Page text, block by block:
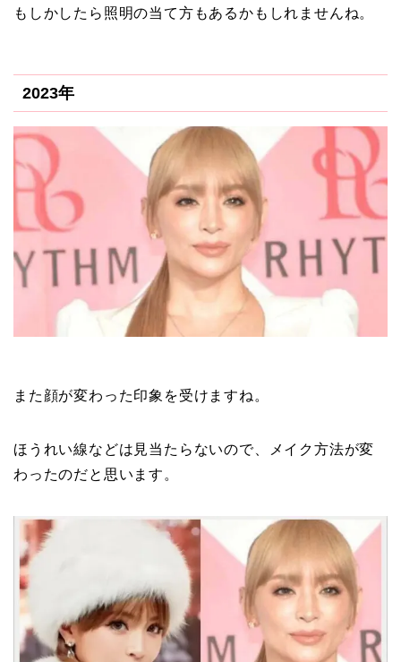
もしかしたら照明の当て方もあるかもしれませんね。
2023年
また顔が変わった印象を受けますね。
ほうれい線などは見当たらないので、メイク方法が変
わったのだと思います。